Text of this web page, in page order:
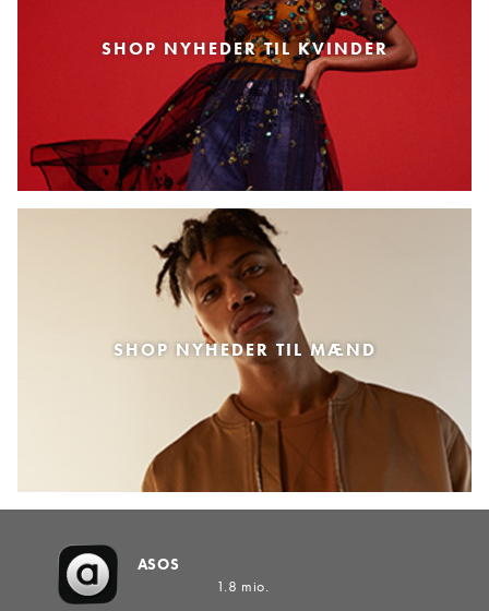
SHOP NYHEDER TIL KVINDER
SHOP NYHEDER TIL MÆND
ASOS
1.8 mio.